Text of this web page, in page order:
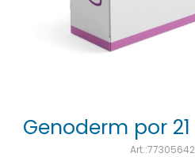
Genoderm por
Test de autodiagnóstico